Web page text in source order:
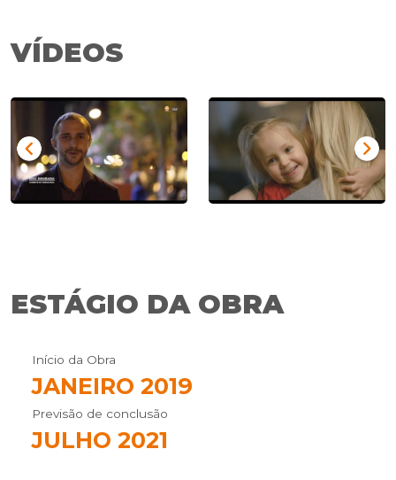
VÍDEOS
Previous
ESTÁGIO DA OBRA
Início da Obra
JANEIRO 2019
Previsão de conclusão
JULHO 2021